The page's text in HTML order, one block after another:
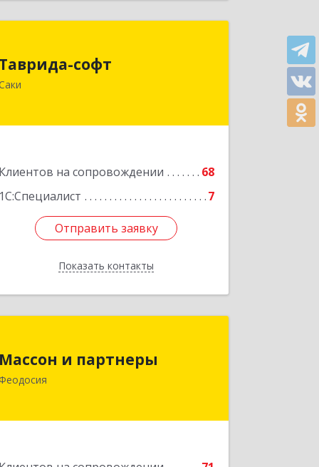
Таврида-софт
Клиентов на сопровождении
68
1С:Специалист
7
Отправить заявку
Показать контакты
296574, Крым Респ, м.р-н Сакский с.п.
Новофедоровское, Новофедоровка
Отправить заявку
Назад
Массон и партнеры
298112, Крым Респ, Феодосия г,
Подробнее